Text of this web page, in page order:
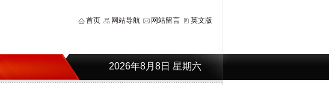
首页 网站导航 网站留言 英文版
2026年8月8日 星期六